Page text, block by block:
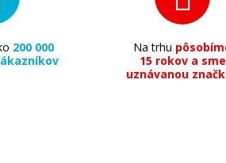
x 15 cm Canon Glossy, 10 listov, 210
biely, inkoustový (GP-501)
Príslušenstvo
200 000
Na trhu
15 rokov a sme
uznávanou